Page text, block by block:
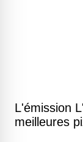
L'émission
meilleures